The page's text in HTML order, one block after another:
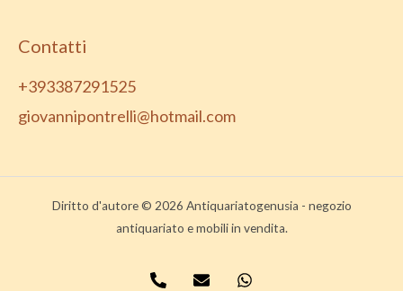
Contatti
+393387291525
giovannipontrelli@hotmail.com
Diritto d'autore © 2026 Antiquariatogenusia - negozio
antiquariato e mobili in vendita.